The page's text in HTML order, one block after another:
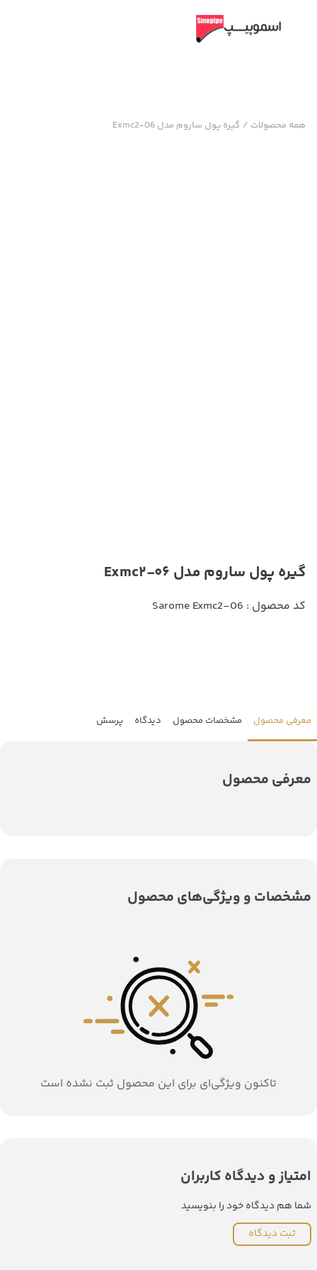
همه محصولات / گیره پول ساروم مدل Exmc2-06
گیره پول ساروم مدل Exmc2-06
کد محصول : Sarome Exmc2-06
معرفی محصول مشخصات محصول دیدگاه پرسش
معرفی محصول
مشخصات و ویژگی‌های محصول
تاکنون ویژگی‌ای برای این محصول ثبت نشده است
امتیاز و دیدگاه کاربران
شما هم دیدگاه خود را بنویسید
ثبت دیدگاه